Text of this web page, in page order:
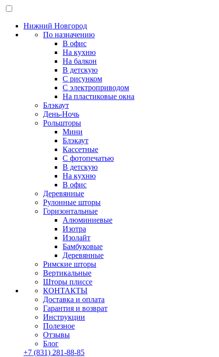
Нижний Новгород
По назначению
В офис
На кухню
На балкон
В детскую
С рисунком
С электроприводом
На пластиковые окна
Блэкаут
День-Ночь
Рольшторы
Мини
Блэкаут
Кассетные
С фотопечатью
В детскую
На кухню
В офис
Деревянные
Рулонные шторы
Горизонтальные
Алюминиевые
Изотра
Изолайт
Бамбуковые
Деревянные
Римские шторы
Вертикальные
Шторы плиссе
КОНТАКТЫ
Доставка и оплата
Гарантия и возврат
Инструкции
Полезное
Отзывы
Блог
+7 (831) 281-88-85